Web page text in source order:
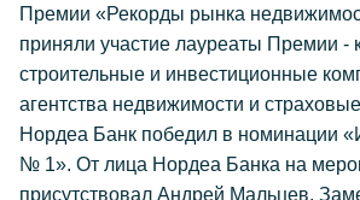
Премии «Рекорды рынка
приняли участие лауреаты Премии -
строительные и инвестиционные
агентства недвижимости и
Нордеа Банк победил в номинации
№ 1». От лица Нордеа Банка на
присутствовал Андрей Мальцев,